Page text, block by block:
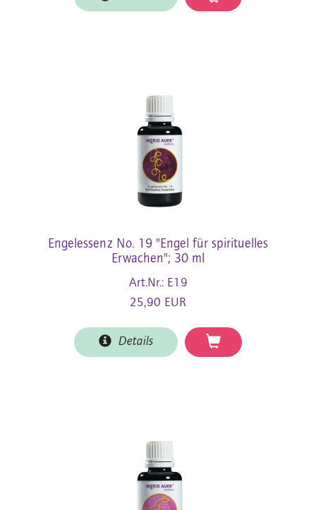
Engelessenz No. 19 "Engel für spirituelles
Erwachen"; 30 ml
Art.Nr.: E19
25,90 EUR
Details